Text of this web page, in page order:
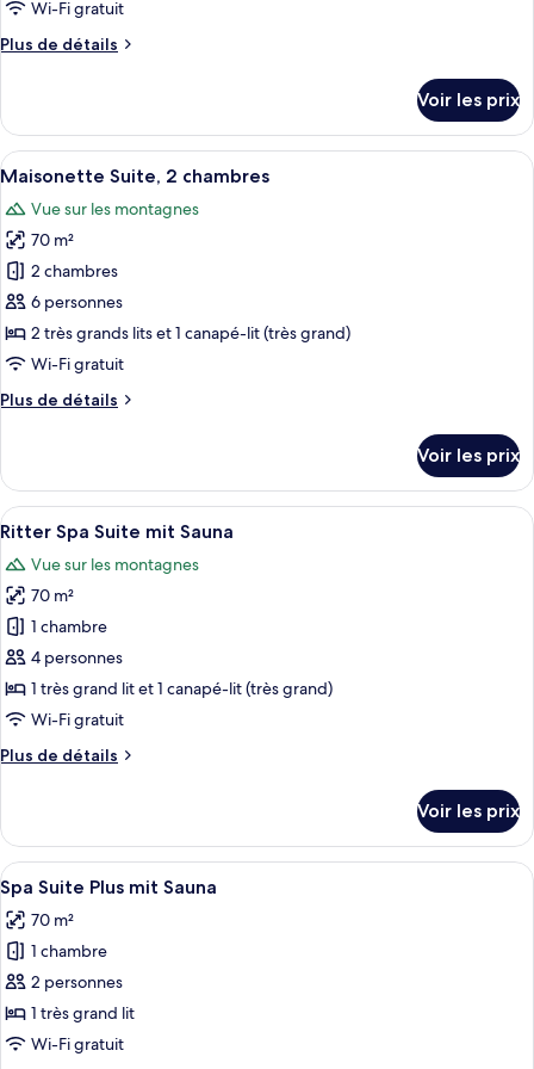
chambre :
Doppelzimmer
Wi-Fi gratuit
Plus de détails
Plus
le
type
de
Komfort
Plus
Doppelzimmer
Voir les prix
Afficher
toutes
les
photos
pour
ce
type
de
chambre :
Maisonette
chambres
Maisonette Suite, 2 chambres |
13
Maisonette Suite, 2 chambres
Vue sur les montagnes
70 m²
2 chambres
6 personnes
2 très grands lits et 1 canapé-lit (très grand)
Wi-Fi gratuit
Plus de détails
Plus
le
type
de
chambre
Maisonette
Suite,
chambres
Voir les prix
Afficher
toutes
les
photos
pour
ce
type
de
chambre :
Ritter
mit
Sauna
Ritter Spa Suite mit Sauna | Literie
6
Ritter Spa Suite mit Sauna
Vue sur les montagnes
70 m²
1 chambre
4 personnes
1 très grand lit et 1 canapé-lit (très grand)
Wi-Fi gratuit
Plus de détails
Plus
le
type
de
chambre
Ritter
Spa
mit
Sauna
Voir les prix
Afficher
toutes
les
photos
pour
ce
type
Spa Suite Plus mit Sauna |
8
Spa Suite Plus mit Sauna
70 m²
1 chambre
2 personnes
1 très grand lit
Wi-Fi gratuit